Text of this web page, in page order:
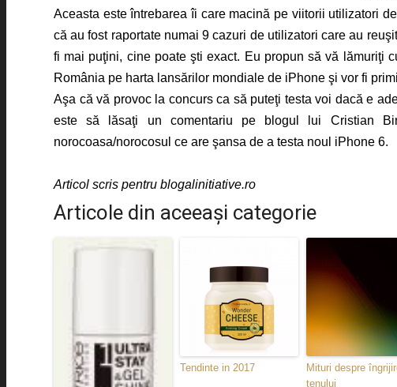
Aceasta este întrebarea îi care macină pe viitorii utilizatori
că au fost raportate numai 9 cazuri de utilizatori care au
fi mai puţini, cine poate şti exact. Eu propun să vă lămuriţi
România pe harta lansărilor mondiale de iPhone şi vor fi
Aşa că vă provoc la concurs ca să puteţi testa voi dacă e
este să lăsaţi un comentariu pe blogul lui Cristian
norocoasa/norocosul ce are şansa de a testa noul iPhone 6.
Articol scris pentru blogalinitiative.ro
Articole din aceeaşi categorie
Tendinte in 2017
Mituri despre
tenului